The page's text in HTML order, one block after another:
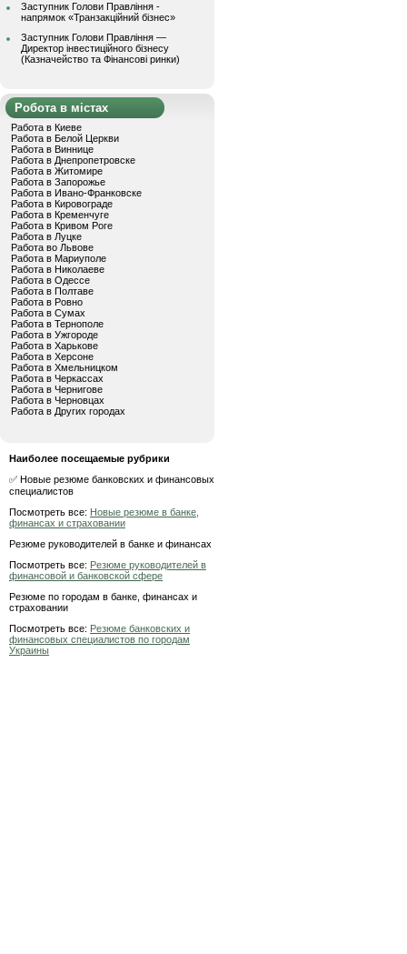
Заступник Голови Правління -
напрямок «Транзакційний бізнес»
Заступник Голови Правління —
Директор інвестиційного бізнесу
(Казначейство та Фінансові ринки)
Робота в містах
Работа в Киеве
Работа в Белой Церкви
Работа в Виннице
Работа в Днепропетровске
Работа в Житомире
Работа в Запорожье
Работа в Ивано-Франковске
Работа в Кировограде
Работа в Кременчуге
Работа в Кривом Роге
Работа в Луцке
Работа во Львове
Работа в Мариуполе
Работа в Николаеве
Работа в Одессе
Работа в Полтаве
Работа в Ровно
Работа в Сумах
Работа в Тернополе
Работа в Ужгороде
Работа в Харькове
Работа в Херсоне
Работа в Хмельницком
Работа в Черкассах
Работа в Чернигове
Работа в Черновцах
Работа в Других городах
Наиболее посещаемые рубрики
✅ Новые резюме банковских и финансовых
специалистов
Посмотреть все: Новые резюме в банке,
финансах и страховании
Резюме руководителей в банке и финансах
Посмотреть все: Резюме руководителей в
финансовой и банковской сфере
Резюме по городам в банке, финансах и
страховании
Посмотреть все: Резюме банковских и
финансовых специалистов по городам
Украины